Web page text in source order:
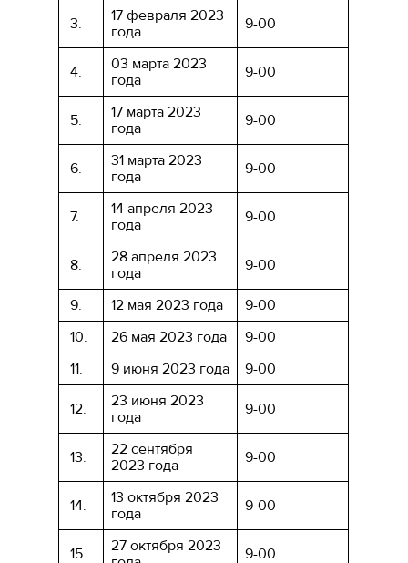
3.
17 февраля 2023
года
9-00
4.
03 марта 2023
года
9-00
5.
17 марта 2023
года
9-00
6.
31 марта 2023
года
9-00
7.
14 апреля 2023
года
9-00
8.
28 апреля 2023
года
9-00
9. 12 мая 2023 года
9-00
10.
26 мая 2023 года
9-00
11.
9 июня 2023 года 9-00
12.
23 июня 2023
года
9-00
13.
22 сентября
2023 года
9-00
14.
13 октября 2023
года
9-00
15.
27 октября 2023
9-00